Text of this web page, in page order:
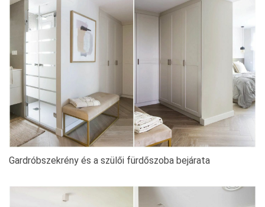
Gardróbszekrény és a szülői fürdőszoba bejárata